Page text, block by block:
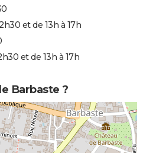
et de 13h à 17h
et de 13h à 17h
Barbaste ?